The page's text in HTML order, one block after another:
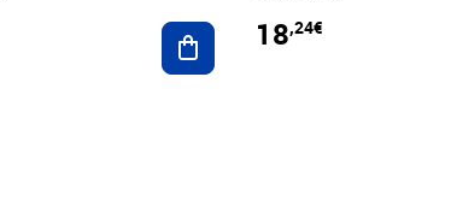
Ajouter au panier
18,24€